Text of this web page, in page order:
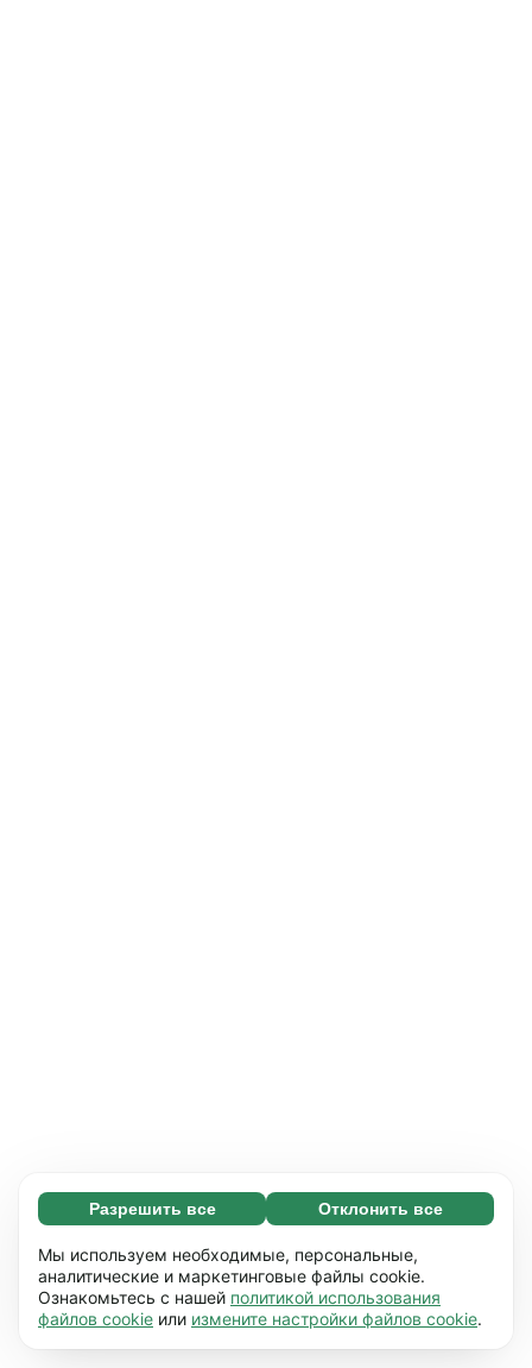
Обязательные (65)
Эти файлы необходимы для того, чтобы вы
могли перемещаться по сайту и
использовать его основные функции,
например, переход между страницами. Без
них сайт не будет правильно
Узнать больше
Предпочтения (17)
Разрешить все Отклонить все
Мы используем необходимые, персональные,
аналитические и маркетинговые файлы cookie.
Ознакомьтесь с нашей политикой использования
файлов cookie или измените настройки файлов cookie.